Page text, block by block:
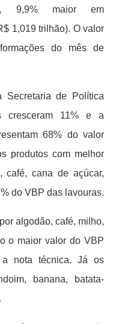
9,9% maior em
1,019 trilhão). O valor
do mês de
Secretaria de Política
cresceram 11% e a
68% do valor
produtos com melhor
café, cana de açúcar,
do VBP das lavouras.
algodão, café, milho,
o maior valor do VBP
a nota técnica. Já os
banana, batata-